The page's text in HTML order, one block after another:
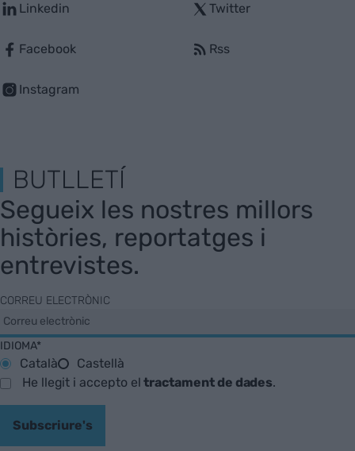
Linkedin
Facebook
Instagram
Twitter
Rss
BUTLLETÍ
Segueix les nostres millors
històries, reportatges i
entrevistes.
CORREU ELECTRÒNIC
IDIOMA*
Català
Castellà
He llegit i accepto eltractament de dades.
Subscriure's